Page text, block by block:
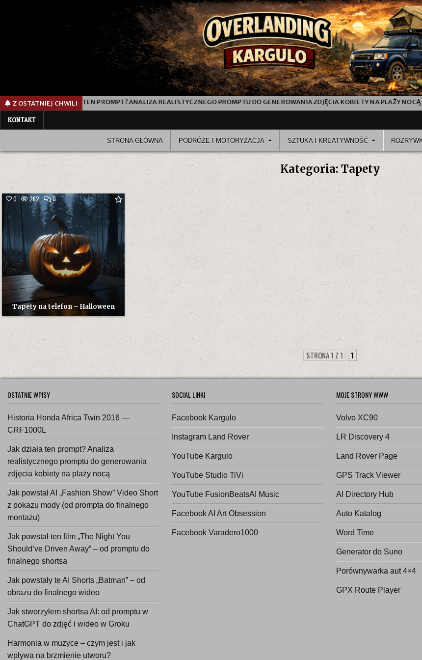
Z OSTATNIEJ CHWILI
JAK DZIAŁA TEN PROMPT? ANALIZA REALISTYCZNEGO PROMPTU DO GENEROWANIA ZDJĘCIA KOBIETY NA PLAŻY NOCĄ
KONTAKT
STRONA GŁÓWNA PODRÓŻE I MOTORYZACJA SZTUKA I KREATYWNOŚĆ
Kategoria:Tapety
0 262 0COMMENT
ON
TAPETY
NA
TELEFON
–
HALLOWEEN
Tapety na telefon – Halloween
STRONA 1 Z 1 1
OSTATNIE WPISY
Historia Honda Africa Twin 2016 —
CRF1000L
Jak działa ten prompt? Analiza
realistycznego promptu do generowania
zdjęcia kobiety na plaży nocą
Jak powstał AI „Fashion Show” Video Short
z pokazu mody (od prompta do finalnego
montażu)
Jak powstał ten film „The Night You
Should’ve Driven Away” – od promptu do
finalnego shortsa
Jak powstały te AI Shorts „Batman” – od
obrazu do finalnego wideo
Jak stworzyłem shortsa AI: od promptu w
ChatGPT do zdjęć i wideo w Groku
Harmonia w muzyce – czym jest i jak
wpływa na brzmienie utworu?
SOCIAL LINKI
Facebook Kargulo
Instagram Land Rover
YouTube Kargulo
YouTube Studio TiVi
YouTube FusionBeatsAI Music
Facebook AI Art Obsession
Facebook Varadero1000
MOJE STRONY WWW
Volvo XC90
LR Discovery 4
Land Rover Page
GPS Track Viewer
AI Directory Hub
Auto Katalog
Word Time
Generator do Suno
Porównywarka aut 4×4
GPX Route Player